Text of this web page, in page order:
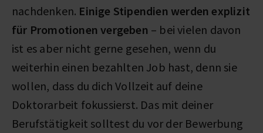
nachdenken. Einige Stipendien werden explizit
für Promotionen vergeben – bei vielen davon
ist es aber nicht gerne gesehen, wenn du
weiterhin einen bezahlten Job hast, denn sie
wollen, dass du dich Vollzeit auf deine
Doktorarbeit fokussierst. Das mit deiner
Berufstätigkeit solltest du vor der Bewerbung